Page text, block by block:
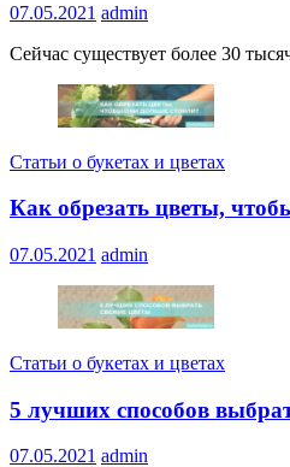
07.05.2021 admin
Сейчас существует более 30
Статьи о букетах и цветах
Как обрезать цветы,
07.05.2021 admin
Статьи о букетах и цветах
5 лучших способов
07.05.2021 admin